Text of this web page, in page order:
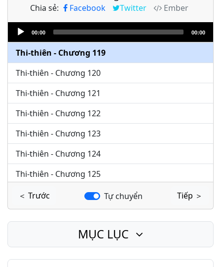
Chia sẻ: Facebook Twitter
Ember
Audio
Player
00:00 00:00
Thi-thiên - Chương 117
Thi-thiên - Chương 118
Thi-thiên - Chương 119
Thi-thiên - Chương 120
Thi-thiên - Chương 121
Thi-thiên - Chương 122
Thi-thiên - Chương 123
Thi-thiên - Chương 124
Thi-thiên - Chương 125
Thi-thiên - Chương 126
Thi-thiên - Chương 128
＜ Trước Tự chuyển Tiếp ＞
MỤC LỤC